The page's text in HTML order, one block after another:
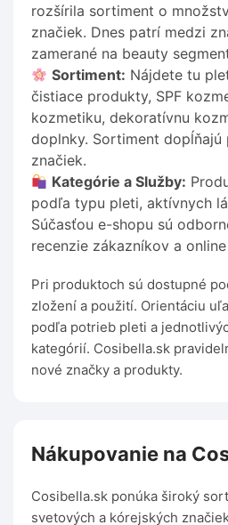
rozšírila sortiment o
značiek. Dnes patrí medzi
zamerané na beauty
Sortiment: Nájdete tu
čistiace produkty, SPF
kozmetiku, dekoratívnu
doplnky. Sortiment
značiek.
Kategórie a Služby:
podľa typu pleti, aktívnych
Súčasťou e-shopu sú
recenzie zákazníkov a
Pri produktoch sú dostupné
zložení a použití. Orientáciu
podľa potrieb pleti a
kategórií. Cosibella.sk
nové značky a produkty.
Nákupovanie na
Cosibella.sk ponúka široký
svetových a kórejských